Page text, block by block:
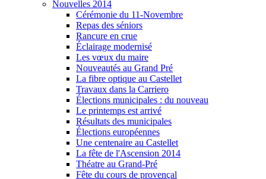
Nouvelles 2014
Cérémonie du 11-Novembre
Repas des séniors
Rancure en crue
Éclairage modernisé
Les vœux du maire
Nouveautés au Grand Pré
La fibre optique au Castellet
Travaux dans la Carriero
Élections municipales : du nouveau
Le printemps est arrivé
Résultats des municipales
Élections européennes
Une centenaire au Castellet
La fête de l'Ascension 2014
Théatre au Grand-Pré
Fête du cours de provençal